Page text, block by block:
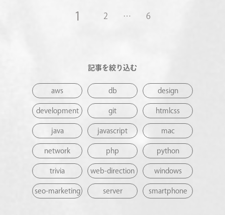
1 2 … 6
記事を絞り込む
aws db design
development git htmlcss
java javascript mac
network php python
trivia web-direction windows
seo-marketing server smartphone